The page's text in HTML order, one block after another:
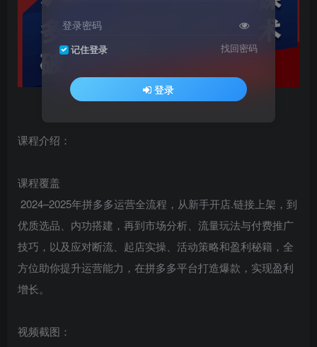
课程介绍：
课程覆盖
2024–2025年拼多多运营全流程，从新手开店.链接上架，到
优质选品、内功搭建，再到市场分析、流量玩法与付费推广
技巧，以及应对断流、起店实操、活动策略和盈利秘籍，全
方位助你提升运营能力，在拼多多平台打造爆款，实现盈利
增长。
视频截图：
登录密码
记住登录 找回密码
登录